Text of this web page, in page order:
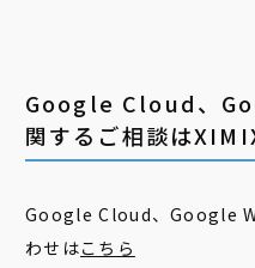
Google Cloud、
関するご相談は
Google Cloud、Google
わせはこちら